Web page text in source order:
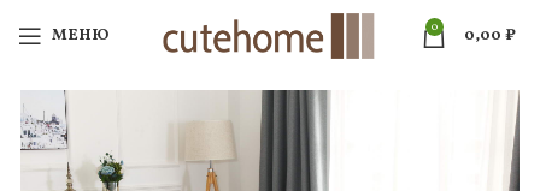
МЕНЮ 0 0,00 ₽